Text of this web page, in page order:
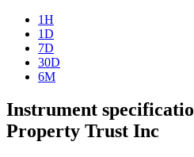
1H
1D
7D
30D
6M
Instrument
Property Trust Inc